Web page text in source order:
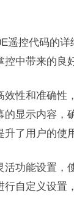
遥控代码的
中带来的良
效性和准确性
的显示内容，
了用户的使
活功能设置，
行自定义设置